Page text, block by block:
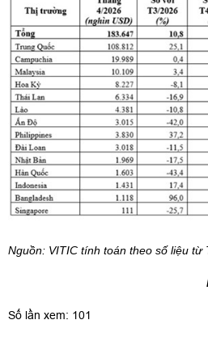
Nguồn: VITIC tính toán theo số liệu từ
Số lần xem: 101